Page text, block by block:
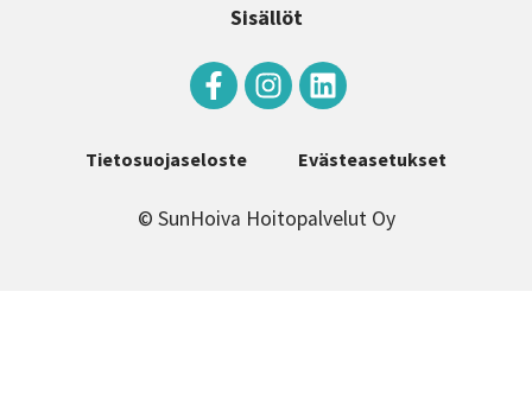
Sisällöt
Tietosuojaseloste Evästeasetukset
© SunHoiva Hoitopalvelut Oy